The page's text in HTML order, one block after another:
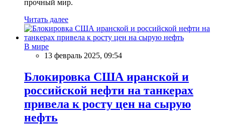
прочный мир.
Читать далее
В мире
13 февраль 2025, 09:54
Блокировка США иранской и
российской нефти на танкерах
привела к росту цен на сырую
нефть